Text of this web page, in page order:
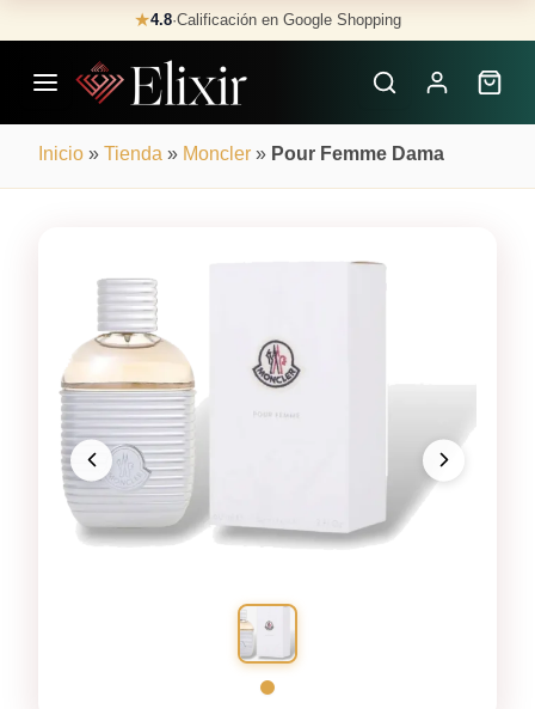
to
content
★4.8·Calificación en Google Shopping
Inicio » Tienda » Moncler » Pour Femme Dama